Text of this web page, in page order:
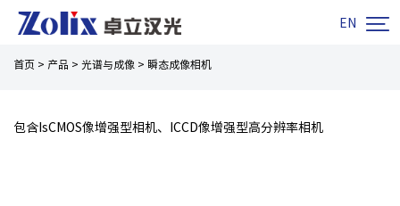
EN 
首页 > 产品 > 光谱与成像 > 瞬态成像相机
包含IsCMOS像增强型相机、ICCD像增强型高分辨率相机